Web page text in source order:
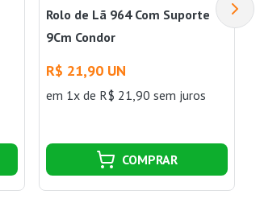
Rolo de Lã 964 Com Suporte
9Cm Condor
R$ 21,90 UN
em 1x de R$ 21,90 sem juros
COMPRAR